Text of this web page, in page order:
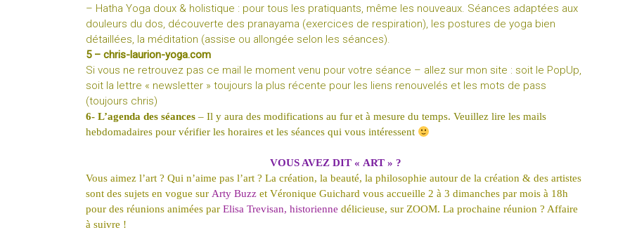
– Hatha Yoga doux & holistique : pour tous les pratiquants, même les nouveaux. Séances adaptées aux
douleurs du dos, découverte des pranayama (exercices de respiration), les postures de yoga bien
détaillées, la méditation (assise ou allongée selon les séances).
5 – chris-laurion-yoga.com
Si vous ne retrouvez pas ce mail le moment venu pour votre séance – allez sur mon site : soit le PopUp,
soit la lettre « newsletter » toujours la plus récente pour les liens renouvelés et les mots de pass
(toujours chris)
6- L’agenda des séances – Il y aura des modifications au fur et à mesure du temps. Veuillez lire les mails
hebdomadaires pour vérifier les horaires et les séances qui vous intéressent
VOUS AVEZ DIT « ART » ?
Vous aimez l’art ? Qui n’aime pas l’art ? La création, la beauté, la philosophie autour de la création & des artistes
sont des sujets en vogue sur Arty Buzz et Véronique Guichard vous accueille 2 à 3 dimanches par mois à 18h
pour des réunions animées par Elisa Trevisan, historienne délicieuse, sur ZOOM. La prochaine réunion ? Affaire
à suivre !